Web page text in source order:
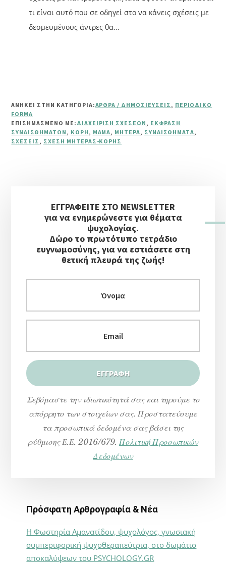
τι είναι αυτό που σε οδηγεί στο να κάνεις σχέσεις με
δεσμευμένους άντρες θα...
ΑΝΗΚΕΙ ΣΤΗΝ ΚΑΤΗΓΟΡΙΑ:ΆΡΘΡΑ / ΔΗΜΟΣΙΕΎΣΕΙΣ, ΠΕΡΙΟΔΙΚΌ
FORMA
ΕΠΙΣΗΜΑΣΜΈΝΟ ΜΕ: ΔΙΑΧΕΊΡΙΣΗ ΣΧΈΣΕΩΝ, ΈΚΦΡΑΣΗ
ΣΥΝΑΙΣΘΗΜΆΤΩΝ, ΚΌΡΗ, ΜΑΜΆ, ΜΗΤΈΡΑ, ΣΥΝΑΙΣΘΉΜΑΤΑ,
ΣΧΈΣΕΙΣ, ΣΧΈΣΗ ΜΗΤΈΡΑΣ-ΚΌΡΗΣ
ΠλευρικήΕΓΓΡΑΦΕΙΤΕ ΣΤΟ NEWSLETTER
για να ενημερώνεστε για θέματα
ψυχολογίας.
Δώρο το πρωτότυπο τετράδιο
ευγνωμοσύνης, για να εστιάσετε στη
θετική πλευρά της ζωής!
Σεβόμαστε την ιδιωτικότητά σας και τηρούμε το
απόρρητο των στοιχείων σας. Προστατεύουμε
τα προσωπικά δεδομένα σας βάσει της
ρύθμισης Ε.Ε. 2016/679. Πολιτική Προσωπικών
Δεδομένων
Πρόσφατη Αρθρογραφία & Νέα
Η Φωστηρία Αμανατίδου, ψυχολόγος, γνωσιακή
συμπεριφορική ψυχοθεραπεύτρια, στο δωμάτιο
αποκαλύψεων του PSYCHOLOGY.GR